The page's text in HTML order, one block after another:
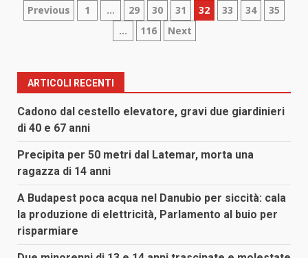
Paginazione
articoli
Previous 1 … 29 30 31 32 33 34
35
…
116 Next
ARTICOLI RECENTI
Cadono dal cestello elevatore, gravi due giardinieri
di 40 e 67 anni
Precipita per 50 metri dal Latemar, morta una
ragazza di 14 anni
A Budapest poca acqua nel Danubio per siccità: cala
la produzione di elettricità, Parlamento al buio per
risparmiare